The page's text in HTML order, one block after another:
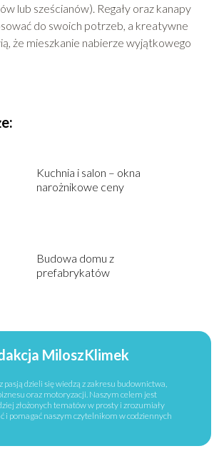
lub sześcianów). Regały oraz kanapy
do swoich potrzeb, a kreatywne
że mieszkanie nabierze wyjątkowego
Kuchnia i salon – okna
narożnikowe ceny
Budowa domu z
prefabrykatów
MiloszKlimek
pasją dzieli się wiedzą z zakresu budownictwa,
oraz motoryzacji. Naszym celem jest
złożonych tematów w prosty i zrozumiały
i pomagać naszym czytelnikom w codziennych